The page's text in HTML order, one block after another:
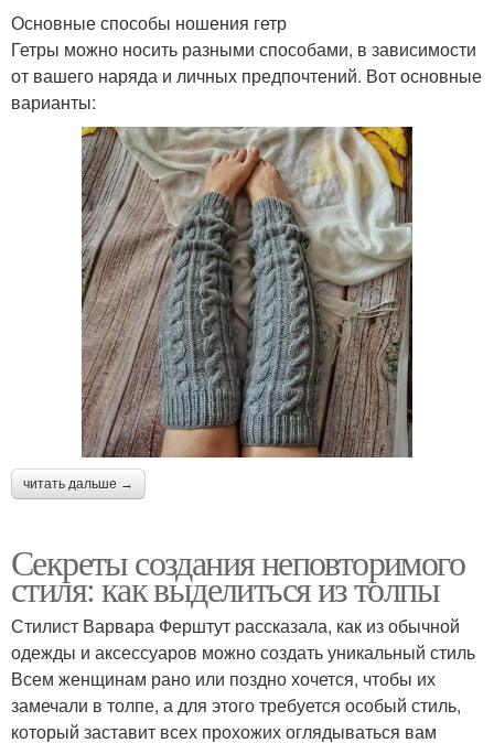
Основные способы ношения гетр
Гетры можно носить разными способами, в зависимости
от вашего наряда и личных предпочтений. Вот основные
варианты:
читать дальше →
Секреты создания неповторимого
стиля: как выделиться из толпы
Стилист Варвара Ферштут рассказала, как из обычной
одежды и аксессуаров можно создать уникальный стиль
Всем женщинам рано или поздно хочется, чтобы их
замечали в толпе, а для этого требуется особый стиль,
который заставит всех прохожих оглядываться вам